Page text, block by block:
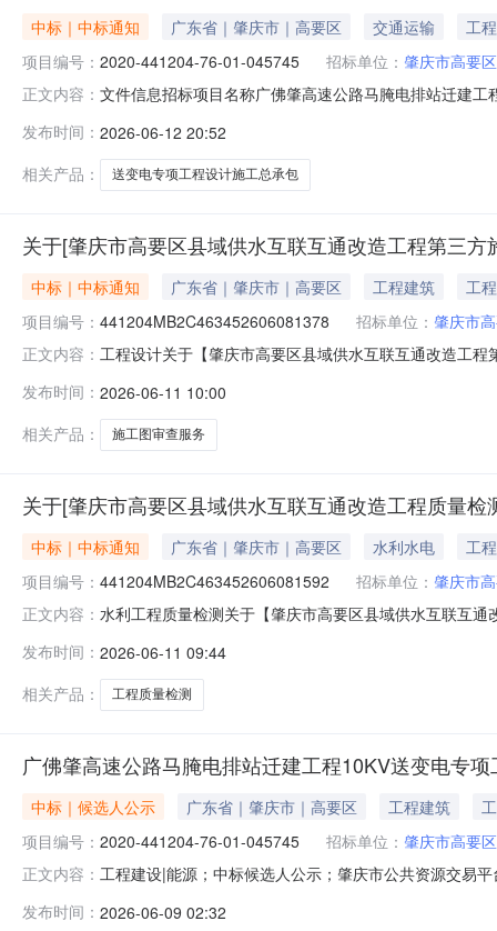
中标｜中标通知 广东省｜肇庆市｜高要区 交通运输
工程
项目编号： 2020-441204-76-01-045745 招标单位： 肇庆市高要
正文内容： 文件信息招标项目名称广佛肇高速公路马腌电排站迁建
称广佛肇高速公路马腌电排站迁建工程招标项目名称广
工程10K
发布时间： 2026-06-12 20:52
相关产品：
送变电专项工程设计施工总承包
关于[肇庆市高要区县域供水互联互通改造工程第三
中标｜中标通知 广东省｜肇庆市｜高要区 工程建筑
工程
项目编号： 441204MB2C463452606081378 招标单位： 肇庆市
正文内容： 工程设计关于【肇庆市高要区县域供水互联互通改造工
理的中介服务项目采购）投资审批项目否采购项目编码
发布时间： 2026-06-11 10:00
相关产品：
施工图审查服务
关于[肇庆市高要区县域供水互联互通改造工程质量
中标｜中标通知 广东省｜肇庆市｜高要区 水利水电
工程
项目编号： 441204MB2C463452606081592 招标单位： 肇庆市
正文内容： 水利工程质量检测关于【肇庆市高要区县域供水互联互
非行政管理的中介服务项目采购）投资审批项目否采购
发布时间： 2026-06-11 09:44
相关产品：
工程质量检测
广佛肇高速公路马腌电排站迁建工程10KV送变电专
中标｜候选人公示 广东省｜肇庆市｜高要区 工程建筑
项目编号： 2020-441204-76-01-045745 招标单位： 肇庆市高要
正文内容： 工程建设|能源；中标候选人公示；肇庆市公共资源交易
示类型：正常公示开始时间：2026-06-0900:00:00公示
发布时间： 2026-06-09 02:32